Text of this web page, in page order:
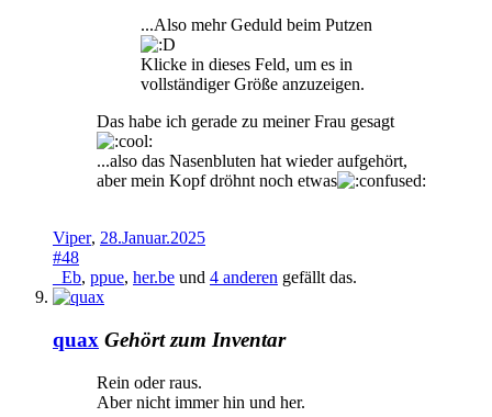
...Also mehr Geduld beim Putzen
Klicke in dieses Feld, um es in
vollständiger Größe anzuzeigen.
Das habe ich gerade zu meiner Frau gesagt
...also das Nasenbluten hat wieder aufgehört,
aber mein Kopf dröhnt noch etwas
Viper, 28.Januar.2025
#48
_Eb, ppue, her.be und 4 anderen gefällt das.
quax Gehört zum Inventar
Rein oder raus.
Aber nicht immer hin und her.